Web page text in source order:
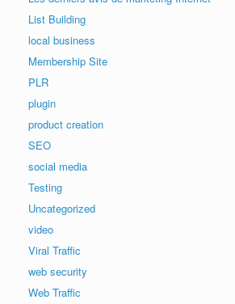
List Building
local business
Membership Site
PLR
plugin
product creation
SEO
social media
Testing
Uncategorized
video
Viral Traffic
web security
Web Traffic